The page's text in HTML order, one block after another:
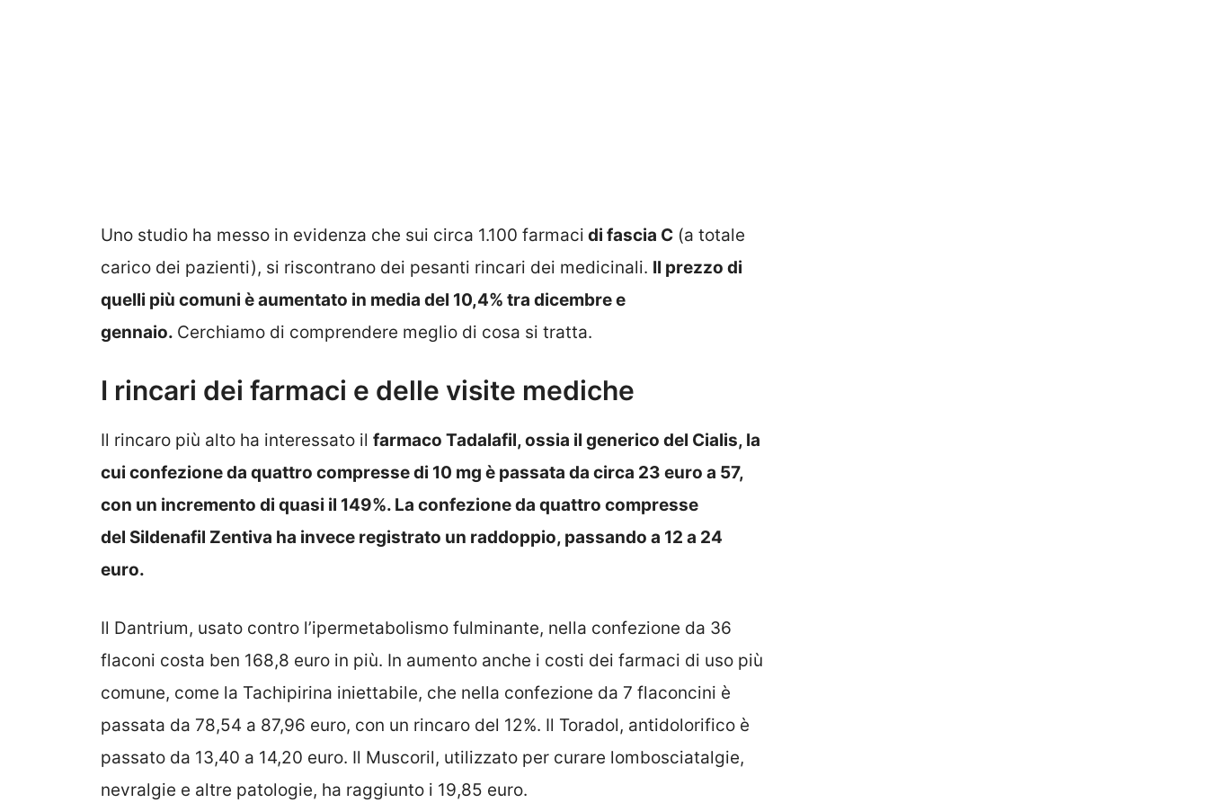
Uno studio ha messo in evidenza che sui circa 1.100 farmaci di fascia C (a totale
carico dei pazienti), si riscontrano dei pesanti rincari dei medicinali. Il prezzo di
quelli più comuni è aumentato in media del 10,4% tra dicembre e
gennaio. Cerchiamo di comprendere meglio di cosa si tratta.
I rincari dei farmaci e delle visite mediche
Il rincaro più alto ha interessato il farmaco Tadalafil, ossia il generico del Cialis, la
cui confezione da quattro compresse di 10 mg è passata da circa 23 euro a 57,
con un incremento di quasi il 149%. La confezione da quattro compresse
del Sildenafil Zentiva ha invece registrato un raddoppio, passando a 12 a 24
euro.
Il Dantrium, usato contro l’ipermetabolismo fulminante, nella confezione da 36
flaconi costa ben 168,8 euro in più. In aumento anche i costi dei farmaci di uso più
comune, come la Tachipirina iniettabile, che nella confezione da 7 flaconcini è
passata da 78,54 a 87,96 euro, con un rincaro del 12%. Il Toradol, antidolorifico è
passato da 13,40 a 14,20 euro. Il Muscoril, utilizzato per curare lombosciatalgie,
nevralgie e altre patologie, ha raggiunto i 19,85 euro.